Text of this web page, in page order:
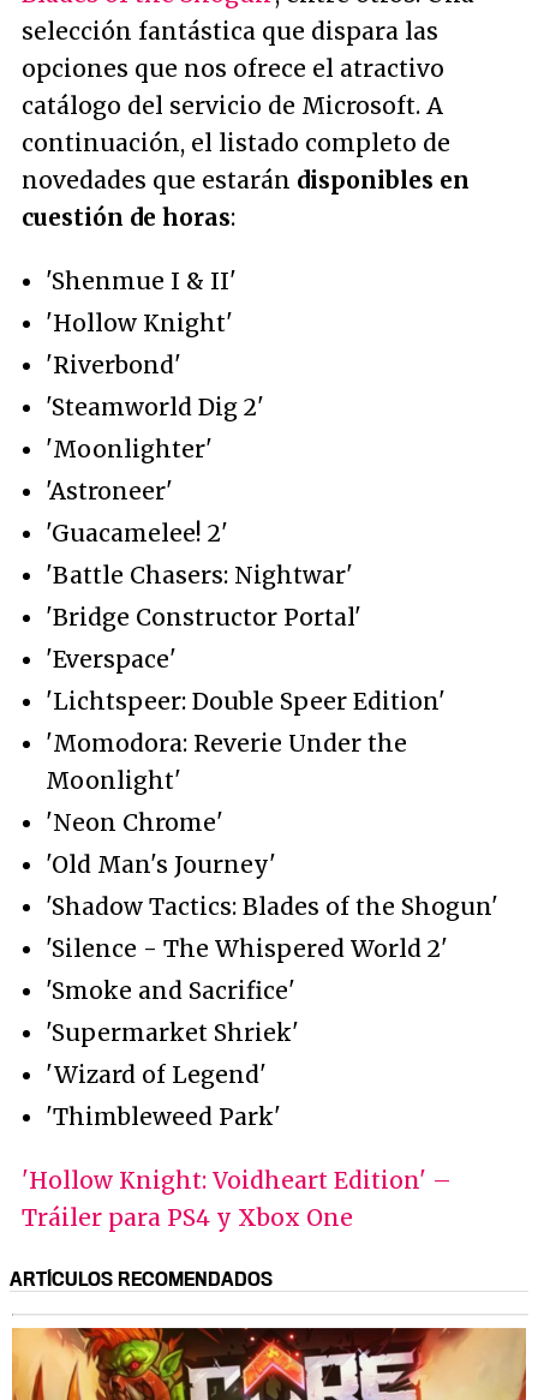
selección fantástica que dispara las
opciones que nos ofrece el atractivo
catálogo del servicio de Microsoft. A
continuación, el listado completo de
novedades que estarán disponibles en
cuestión de horas:
'Shenmue I & II'
'Hollow Knight'
'Riverbond'
'Steamworld Dig 2'
'Moonlighter'
'Astroneer'
'Guacamelee! 2'
'Battle Chasers: Nightwar'
'Bridge Constructor Portal'
'Everspace'
'Lichtspeer: Double Speer Edition'
'Momodora: Reverie Under the
Moonlight'
'Neon Chrome'
'Old Man's Journey'
'Shadow Tactics: Blades of the Shogun'
'Silence - The Whispered World 2'
'Smoke and Sacrifice'
'Supermarket Shriek'
'Wizard of Legend'
'Thimbleweed Park'
'Hollow Knight: Voidheart Edition' –
Tráiler para PS4 y Xbox One
ARTÍCULOS RECOMENDADOS